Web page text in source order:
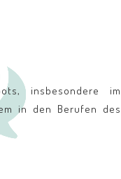
insbesondere im
in den Berufen des